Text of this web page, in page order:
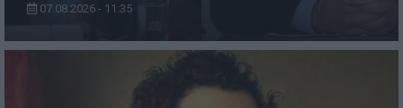
07.08.2026 - 11:35